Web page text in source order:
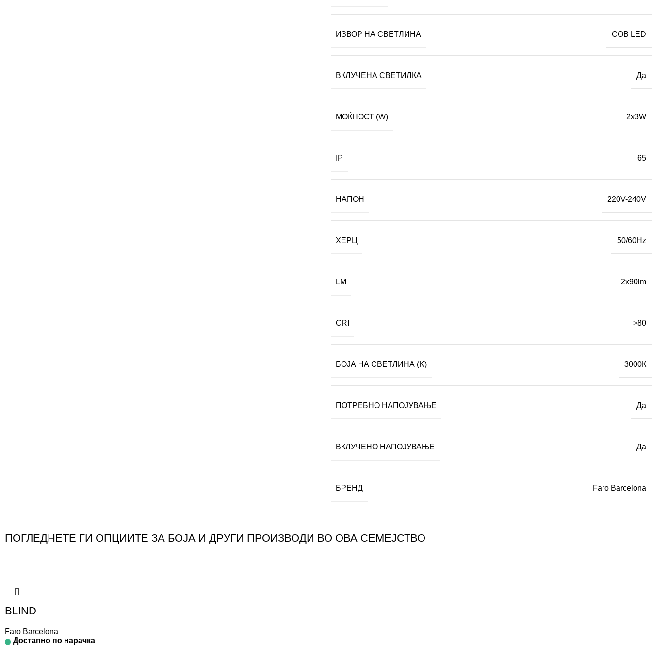
ИЗВОР НА СВЕТЛИНА COB LED
ВКЛУЧЕНА СВЕТИЛКА Да
МОЌНОСТ (W) 2x3W
IP 65
НАПОН 220V-240V
ХЕРЦ 50/60Hz
LM 2x90lm
CRI >80
БОЈА НА СВЕТЛИНА (K) 3000К
ПОТРЕБНО НАПОЈУВАЊЕ Да
ВКЛУЧЕНО НАПОЈУВАЊЕ Да
БРЕНД Faro Barcelona
ПОГЛЕДНЕТЕ ГИ ОПЦИИТЕ ЗА БОЈА И ДРУГИ ПРОИЗВОДИ ВО ОВА СЕМЕЈСТВО
BLIND
Faro Barcelona
Достапно по нарачка